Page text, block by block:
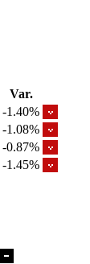
Var.
-1.40%
-1.08%
-0.87%
-1.45%